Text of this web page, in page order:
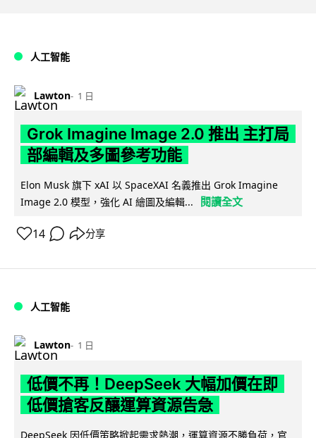
人工智能
Lawton 1 日
Grok Imagine Image 2.0 推出 主打局
部編輯及多圖參考功能
Elon Musk 旗下 xAI 以 SpaceXAI 名義推出 Grok Imagine
Image 2.0 模型，強化 AI 繪圖及編輯...
閱讀全文
14 分享
人工智能
Lawton 1 日
低價不再！DeepSeek 大幅加價在即
低價搶客反釀運算資源告急
DeepSeek 因低價策略掀起需求熱潮，運算資源不勝負荷，官